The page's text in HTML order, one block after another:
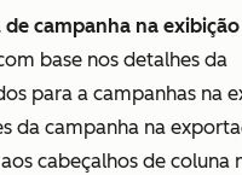
de campanha na
base nos detalhes da
para a campanhas na
da campanha na
cabeçalhos de coluna